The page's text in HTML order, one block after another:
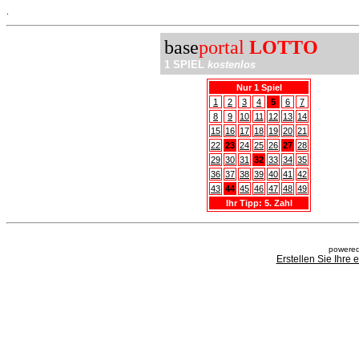
baseportal LOTTO
1 SPIEL kostenlos
Nur 1 Spiel
1
2 3 4 5 6
7
8
9 10 11 12 13 14
15 16 17 18 19 20 21
22 23 24 25 26 27 28
29 30 31 32 33 34 35
36 37 38 39 40 41
42
43 44 45 46 47 48 49
Ihr Tipp: 5. Zahl
Erstellen Sie Ihre